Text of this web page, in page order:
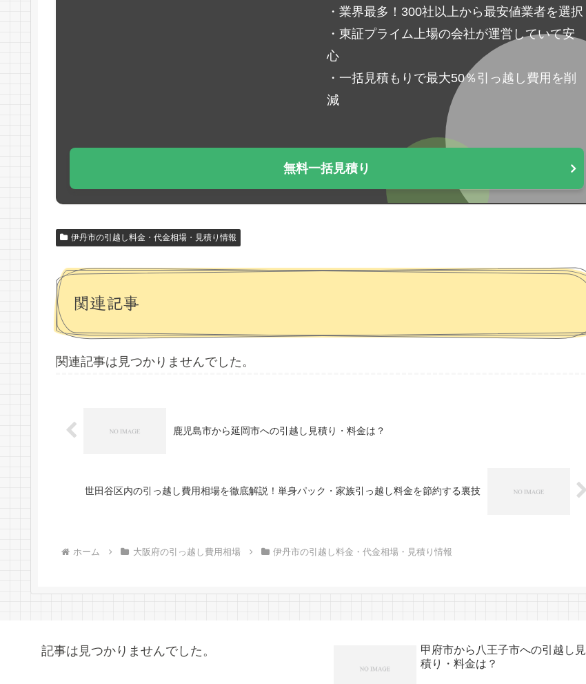
・業界最多！300社以上から最安値業者を選択
・東証プライム上場の会社が運営していて安
心
・一括見積もりで最大50％引っ越し費用を削
減
無料一括見積り
伊丹市の引越し料金・代金相場・見積り情報
関連記事
関連記事は見つかりませんでした。
鹿児島市から延岡市への引越し見積り・料金は？
世田谷区内の引っ越し費用相場を徹底解説！単身パック・家族引っ越し料金を節約する裏技
ホーム 大阪府の引っ越し費用相場 伊丹市の引越し料金・代金相場・見積り情報
記事は見つかりませんでした。
甲府市から八王子市への引越し見
積り・料金は？